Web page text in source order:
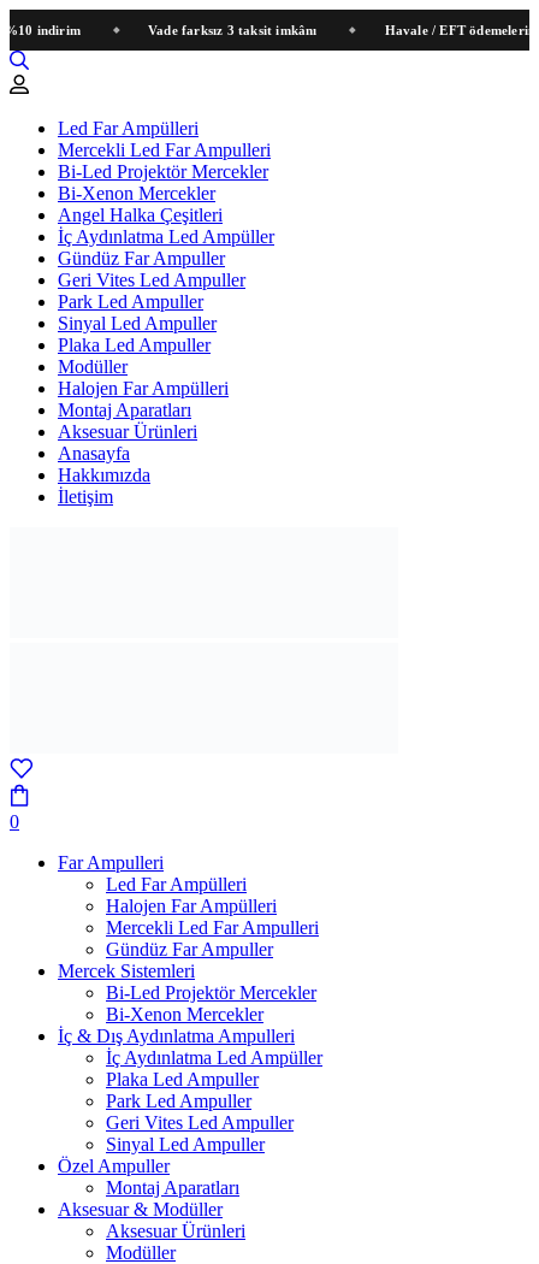
indirim Vade farksız 3 taksit imkânı Havale / EFT ödemelerinde
Led Far Ampülleri
Mercekli Led Far Ampulleri
Bi-Led Projektör Mercekler
Bi-Xenon Mercekler
Angel Halka Çeşitleri
İç Aydınlatma Led Ampüller
Gündüz Far Ampuller
Geri Vites Led Ampuller
Park Led Ampuller
Sinyal Led Ampuller
Plaka Led Ampuller
Modüller
Halojen Far Ampülleri
Montaj Aparatları
Aksesuar Ürünleri
Anasayfa
Hakkımızda
İletişim
0
Far Ampulleri
Led Far Ampülleri
Halojen Far Ampülleri
Mercekli Led Far Ampulleri
Gündüz Far Ampuller
Mercek Sistemleri
Bi-Led Projektör Mercekler
Bi-Xenon Mercekler
İç & Dış Aydınlatma Ampulleri
İç Aydınlatma Led Ampüller
Plaka Led Ampuller
Park Led Ampuller
Geri Vites Led Ampuller
Sinyal Led Ampuller
Özel Ampuller
Montaj Aparatları
Aksesuar & Modüller
Aksesuar Ürünleri
Modüller